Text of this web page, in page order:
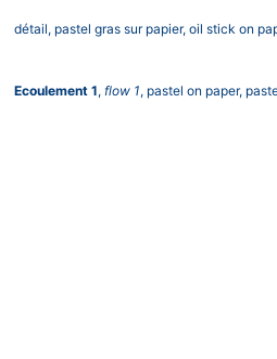
détail, pastel gras sur papier, oil stick on
Ecoulement 1, flow 1, pastel on paper,